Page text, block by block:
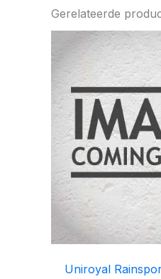
Gerelateerde
Uniroyal